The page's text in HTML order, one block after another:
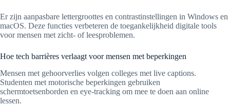
Er zijn aanpasbare lettergroottes en contrastinstellingen in Windows en
macOS. Deze functies verbeteren de toegankelijkheid digitale tools
voor mensen met zicht- of leesproblemen.
Hoe tech barrières verlaagt voor mensen met beperkingen
Mensen met gehoorverlies volgen colleges met live captions.
Studenten met motorische beperkingen gebruiken
schermtoetsenborden en eye-tracking om mee te doen aan online
lessen.